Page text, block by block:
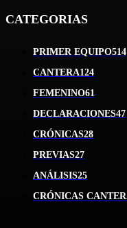
CATEGORIAS
PRIMER EQUIPO514
CANTERA124
FEMENINO61
DECLARACIONES47
CRÓNICAS28
PREVIAS27
ANÁLISIS25
CRÓNICAS